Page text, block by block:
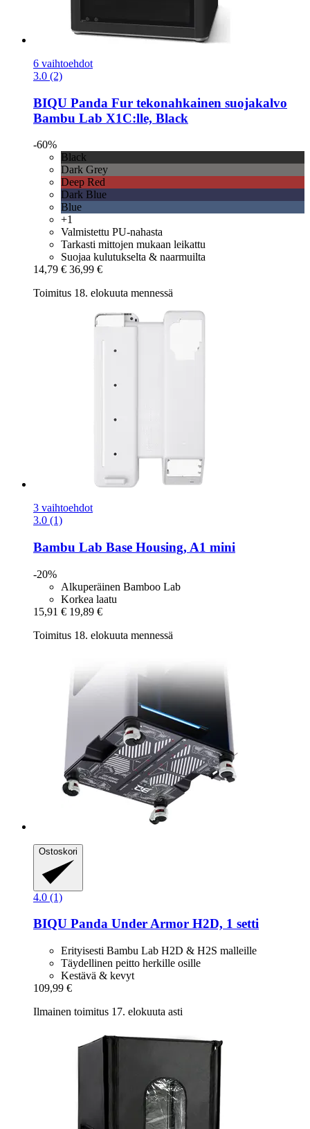
6 vaihtoehdot
3.0 (2)
BIQU Panda Fur tekonahkainen suojakalvo
Bambu Lab X1C:lle, Black
-60%
Black
Dark Grey
Deep Red
Dark Blue
Blue
+1
Valmistettu PU-nahasta
Tarkasti mittojen mukaan leikattu
Suojaa kulutukselta & naarmuilta
14,79 € 36,99 €
Toimitus 18. elokuuta mennessä
3 vaihtoehdot
3.0 (1)
Bambu Lab Base Housing, A1 mini
-20%
Alkuperäinen Bamboo Lab
Korkea laatu
15,91 € 19,89 €
Toimitus 18. elokuuta mennessä
Ostoskori
4.0 (1)
BIQU Panda Under Armor H2D, 1 setti
Erityisesti Bambu Lab H2D & H2S malleille
Täydellinen peitto herkille osille
Kestävä & kevyt
109,99 €
Ilmainen toimitus 17. elokuuta asti